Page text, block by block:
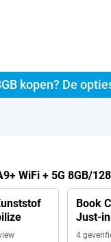
kopen? De
WiFi + 5G 8GB/
Book
Just-
4